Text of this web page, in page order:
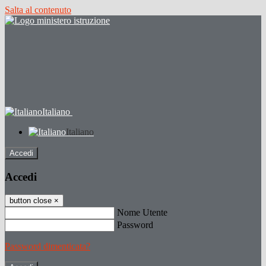
Salta al contenuto
Italiano
Italiano
Accedi
Accedi
button close ×
Nome Utente
Password
Password dimenticata?